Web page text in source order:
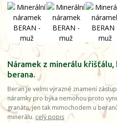
Náramek z minerálu
berana.
Beran je velmi výrazné znamení
náramky pro býka nemohou proto
granátu, jen tak mimochodem u
minerálu. celý popis